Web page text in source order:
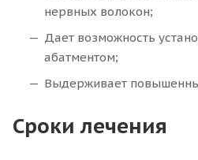
нервных волокон;
Дает возможность
абатментом;
Выдерживает
Сроки лечения